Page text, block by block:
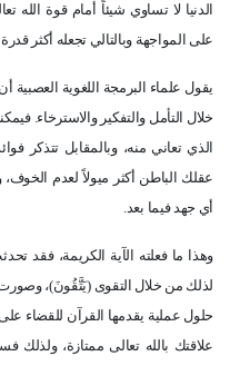
الدنيا لا تساوي شيئاً أمام قوة الله
على المواجهة وبالتالي تجعله أكثر
يقول علماء البرمجة اللغوية
خلال التأمل والتفكير والاسترخاء.
الذي تعاني منه، وبالمقابل تتذكر
عقلك الباطن أكثر ميولاً لعدم
أي جهد فيما بعد.
وهذا ما فعلته الآية الكريمة، فقد
لذلك من خلال التقوى (يَتَّقُونَ)، وصورت
حلول عملية يقدمها القرآن للقضاء
علاقتك بالله تعالى ممتازة،